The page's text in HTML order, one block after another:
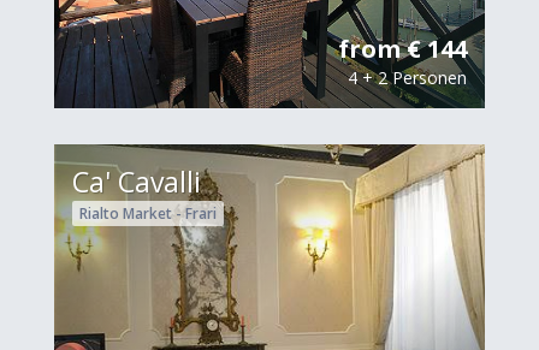
from € 144
4 + 2 Personen
Ca' Cavalli
Rialto Market - Frari